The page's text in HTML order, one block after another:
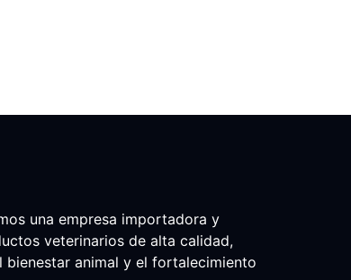
una empresa importadora y
veterinarios de alta calidad,
animal y el fortalecimiento